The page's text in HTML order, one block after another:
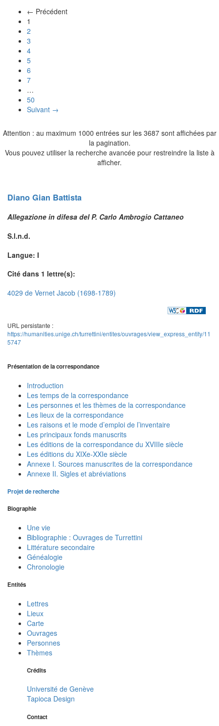
← Précédent
1
2
3
4
5
6
7
…
50
Suivant →
Attention : au maximum 1000 entrées sur les 3687 sont affichées par
la pagination.
Vous pouvez utiliser la recherche avancée pour restreindre la liste à
afficher.
Diano Gian Battista
Allegazione in difesa del P. Carlo Ambrogio Cattaneo
S.l.n.d.
Langue: I
Cité dans 1 lettre(s):
4029 de Vernet Jacob (1698-1789)
URL persistante :
https://humanities.unige.ch/turrettini/entites/ouvrages/view_express_entity/11
5747
Présentation de la correspondance
Introduction
Les temps de la correspondance
Les personnes et les thèmes de la correspondance
Les lieux de la correspondance
Les raisons et le mode d’emploi de l’inventaire
Les principaux fonds manuscrits
Les éditions de la correspondance du XVIIIe siècle
Les éditions du XIXe-XXIe siècle
Annexe I. Sources manuscrites de la correspondance
Annexe II. Sigles et abréviations
Projet de recherche
Biographie
Une vie
Bibliographie : Ouvrages de Turrettini
Littérature secondaire
Généalogie
Chronologie
Entités
Lettres
Lieux
Carte
Ouvrages
Personnes
Thèmes
Crédits
Université de Genève
Tapioca Design
Contact